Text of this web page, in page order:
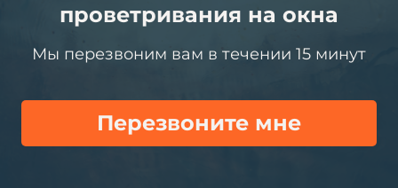
проветривания на окна
Мы перезвоним вам в течении 15 минут
Перезвоните мне